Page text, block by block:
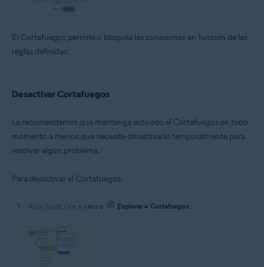
El Cortafuegos permite o bloquea las conexiones en función de las
reglas definidas.
Desactivar Cortafuegos
Le recomendamos que mantenga activado el Cortafuegos en todo
momento a menos que necesite desactivarlo temporalmente para
resolver algún problema.
Para desactivar el Cortafuegos:
Abra Avast One y vaya a Explorar ▸ Cortafuegos.